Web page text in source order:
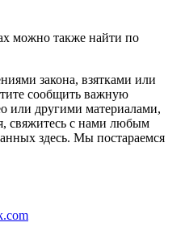
можно также найти по
закона, взятками или
сообщить важную
или другими материалами,
свяжитесь с нами любым
здесь. Мы постараемся